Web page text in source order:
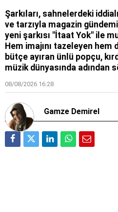
Şarkıları, sahnelerdeki
ve tarzıyla magazin
yeni şarkısı "İtaat Yok" ile
Hem imajını tazeleyen hem
bütçe ayıran ünlü popçu,
müzik dünyasında adından
08/08/2026 16:28
Gamze Demirel